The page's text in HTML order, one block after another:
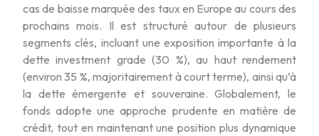
cas de baisse marquée des taux en Europe au cours des
prochains mois. Il est structuré autour de plusieurs
segments clés, incluant une exposition importante à la
dette investment grade (30 %), au haut rendement
(environ 35 %, majoritairement à court terme), ainsi qu’à
la dette émergente et souveraine. Globalement, le
fonds adopte une approche prudente en matière de
crédit, tout en maintenant une position plus dynamique